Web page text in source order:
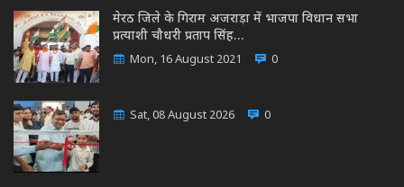
मेरठ जिले के गिराम अजराड़ा में भाजपा विधान सभा
प्रत्याशी चौधरी प्रताप सिंह…
Mon, 16 August 2021 0
Sat, 08 August 2026 0